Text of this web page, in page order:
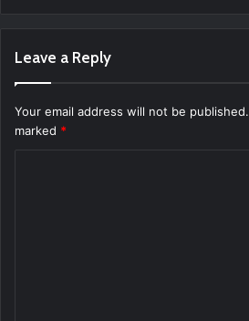
Leave a Reply
Your email address will not be published.
marked *